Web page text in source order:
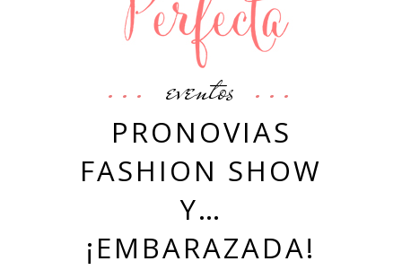
eventos
PRONOVIAS
FASHION SHOW
Y…
¡EMBARAZADA!